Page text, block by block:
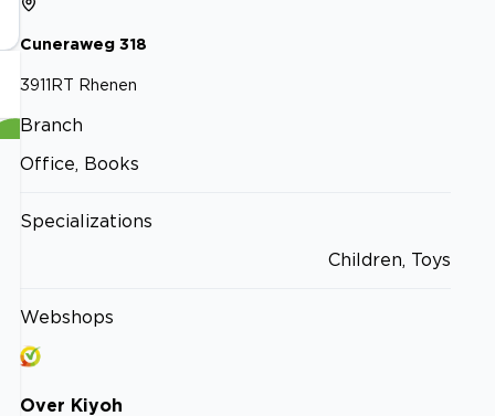
Cuneraweg 318
3911RT Rhenen
Branch
Office, Books
Specializations
Children, Toys
Webshops
Over Kiyoh